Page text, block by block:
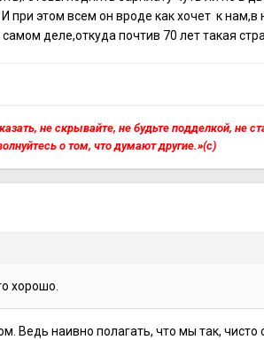
этом всем он вроде как хочет к нам,в
деле,откуда почтив 70 лет такая
не скрывайте, не будьте подделкой, не
о том, что думают другие.»(с)
хорошо.
Ведь наивно полагать, что мы так,